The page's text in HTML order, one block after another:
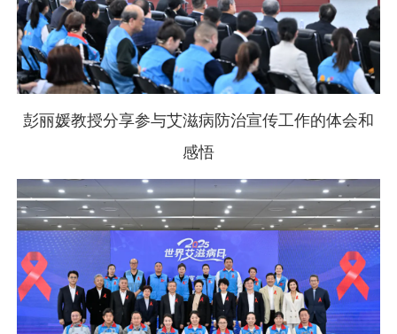
彭丽媛教授分享参与艾滋病防治宣传工作的体会和
感悟